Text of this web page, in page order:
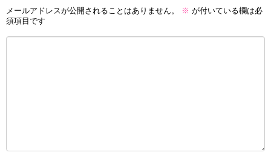
メールアドレスが公開されることはありません。 ※ が付いている欄は必
須項目です